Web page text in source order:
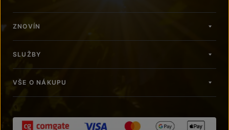
ZNOVÍN
SLUŽBY
VŠE O NÁKUPU